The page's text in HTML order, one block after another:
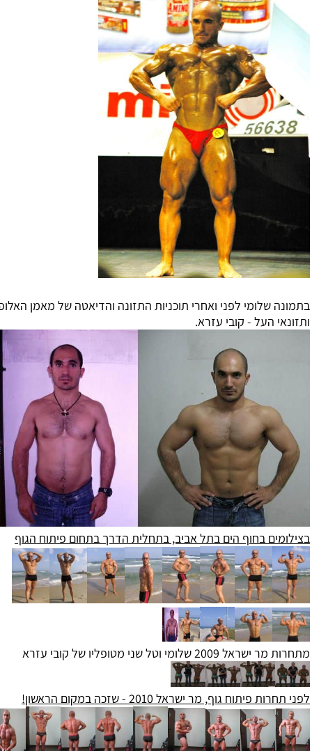
שלומי לפני ואחרי תוכניות התזונה והדיאטה של מאמן האלופום
העל - קובי עזרא.
בחוף הים בתל אביב, בתחלית הדרך בתחום פיתוח הגוף
2009 שלומי וטל שני מטופליו של קובי עזרא
פיתוח גוף, מר ישראל 2010 - שזכה במקום הראשון!